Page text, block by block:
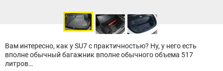
Вам интересно, как у SU7 с практичностью? Ну, у него есть
вполне обычный багажник вполне обычного объема 517
литров…